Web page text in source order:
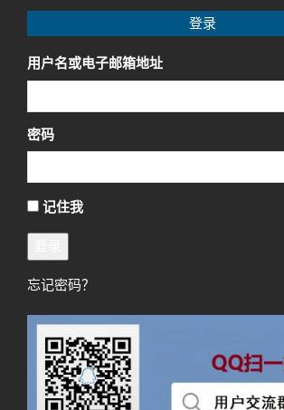
登录
用户名或电子邮箱地址
密码
记住我
忘记密码？